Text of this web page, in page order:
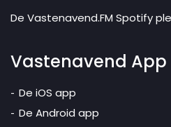
De Vastenavend.FM Spotify
Vastenavend App
De iOS app
De Android app